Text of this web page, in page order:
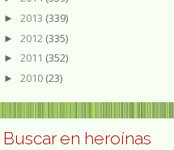
► 2013 (339)
► 2012 (335)
► 2011 (352)
► 2010 (23)
Buscar en heroínas